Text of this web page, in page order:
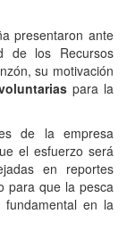
presentaron ante
de los Recursos
su motivación
para la
de la empresa
el esfuerzo será
en reportes
para que la pesca
en la